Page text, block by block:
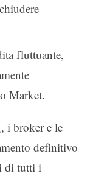
fluttuante,
Market.
i broker e le
definitivo
di tutti i